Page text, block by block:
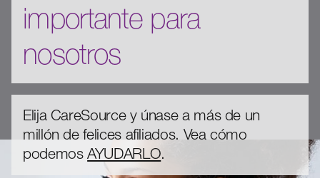
importante para
nosotros
Elija CareSource y únase a más de un
millón de felices afiliados. Vea cómo
podemosAYUDARLO.